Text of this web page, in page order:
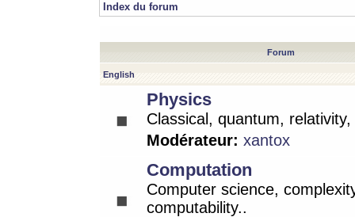
Index du forum
Forum
English
Physics
Classical, quantum,
Modérateur: xantox
Computation
Computer science,
computability..